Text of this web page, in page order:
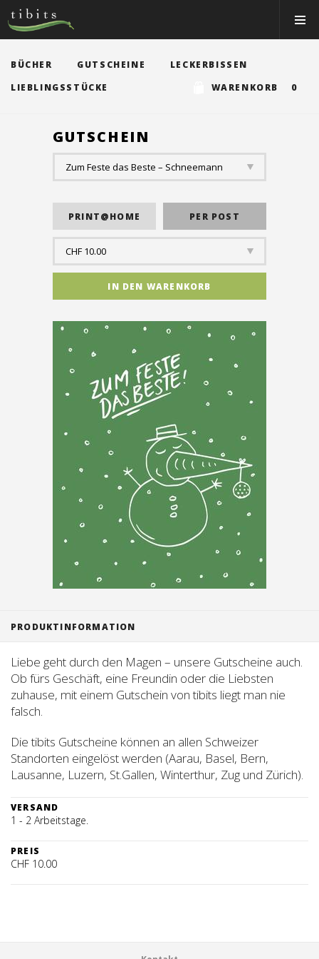
Tibits:
Home
Main
RESTAURANTS
EVENTS
ÜBER UNS
EVENTRÄUME
CATERING
Tischreservation
BÜCHER GUTSCHEINE
LECKERBISSEN
LIEBLINGSSTÜCKE
WARENKORB 0
GUTSCHEIN
PRODUKTINFORMATION
Liebe geht durch den Magen – unsere Gutscheine auch.
Ob fürs Geschäft, eine Freundin oder die Liebsten
zuhause, mit einem Gutschein von tibits liegt man nie
falsch.
Die tibits Gutscheine können an allen Schweizer
Standorten eingelöst werden (Aarau, Basel, Bern,
Lausanne, Luzern, St.Gallen, Winterthur, Zug und Zürich).
VERSAND
1 - 2 Arbeitstage.
PREIS
CHF 10.00